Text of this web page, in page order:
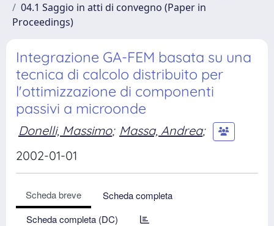
04.1 Saggio in atti di convegno (Paper in
Proceedings)
Integrazione GA-FEM basata su una
tecnica di calcolo distribuito per
l'ottimizzazione di componenti
passivi a microonde
Donelli, Massimo; Massa, Andrea;
2002-01-01
Scheda breve
Scheda completa
Scheda completa (DC)